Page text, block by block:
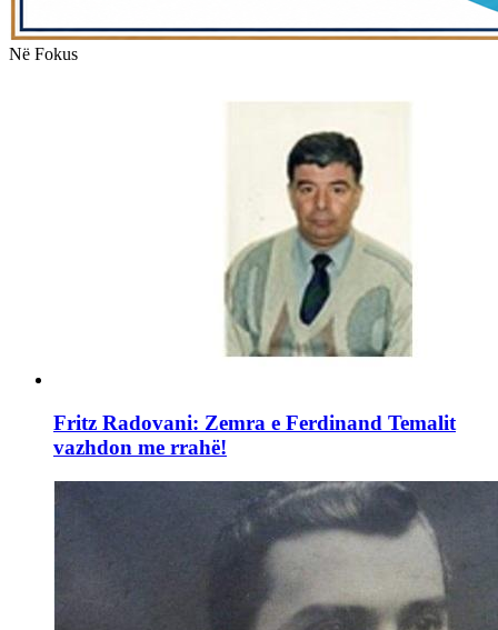
Në Fokus
Fritz Radovani: Zemra e Ferdinand Temalit
vazhdon me rrahë!